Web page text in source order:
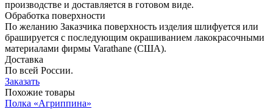
производстве и доставляется в готовом виде.
Обработка поверхности
По желанию Заказчика поверхность изделия шлифуется или
брашируется с последующим окрашиванием лакокрасочными
материалами фирмы Varathane (США).
Доставка
По всей России.
Заказать
Похожие товары
Полка «Агриппина»